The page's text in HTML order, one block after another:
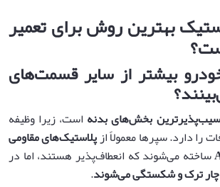
بهترین روش برای تعمیر
بیشتر از سایر قسمت‌های
بخش‌های بدنه است، زیرا وظیفه
را دارد. سپرها معمولاً ازپلاستیک‌های مقاومی
ساخته می‌شوند که انعطاف‌پذیر هستند، اما در
ترک و شکستگی می‌شوند.